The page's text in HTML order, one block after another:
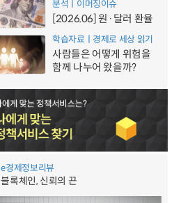
분석ㅣ이머징이슈
[2026.06] 원·달러 환율
학습자료ㅣ경제로 세상 읽기
사람들은 어떻게 위험을
함께 나누어 왔을까?
e경제정보리뷰
블록체인, 신뢰의 끈